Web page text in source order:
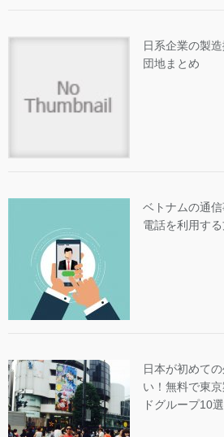
日系企業の製
団地まとめ
ベトナムの通
電話を利用す
日本が初めて
い！無料で東
ドグループ10選